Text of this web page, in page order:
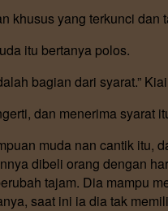
khusus yang terkunci
itu bertanya polos.
bagian dari syarat.”
dan menerima syarat
muda nan cantik itu,
dibeli orang dengan
tajam. Dia mampu
saat ini ia dia tak